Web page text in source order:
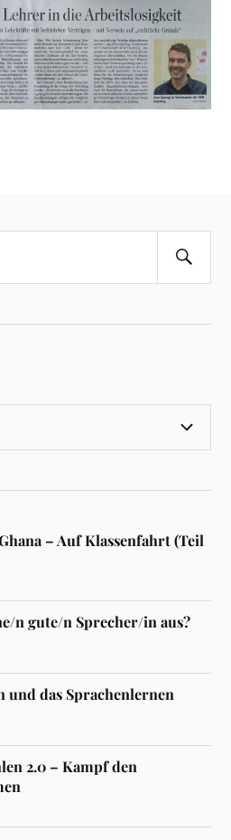
– Auf Klassenfahrt (Teil
n gute/n Sprecher/in aus?
und das Sprachenlernen
2.0 – Kampf den